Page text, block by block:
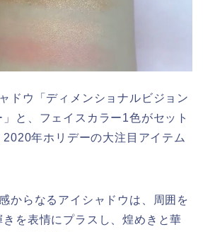
ドウ「ディメンショナルビジョン
と、フェイスカラー1色がセット
年ホリデーの大注目アイテム
からなるアイシャドウは、周囲を
を表情にプラスし、煌めきと華